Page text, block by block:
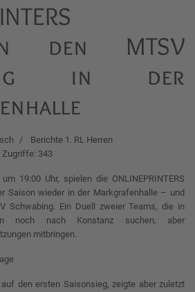
den MTSV
in der
Berichte 1. RL Herren
Zugriffe: 343
19:00 Uhr, spielen die ONLINEPRINTERS
Saison wieder in der Markgrafenhalle – und
Schwabing. Ein Duell zweier Teams, die in
noch nach Konstanz suchen, aber
mitbringen.
den ersten Saisonsieg, zeigte aber zuletzt